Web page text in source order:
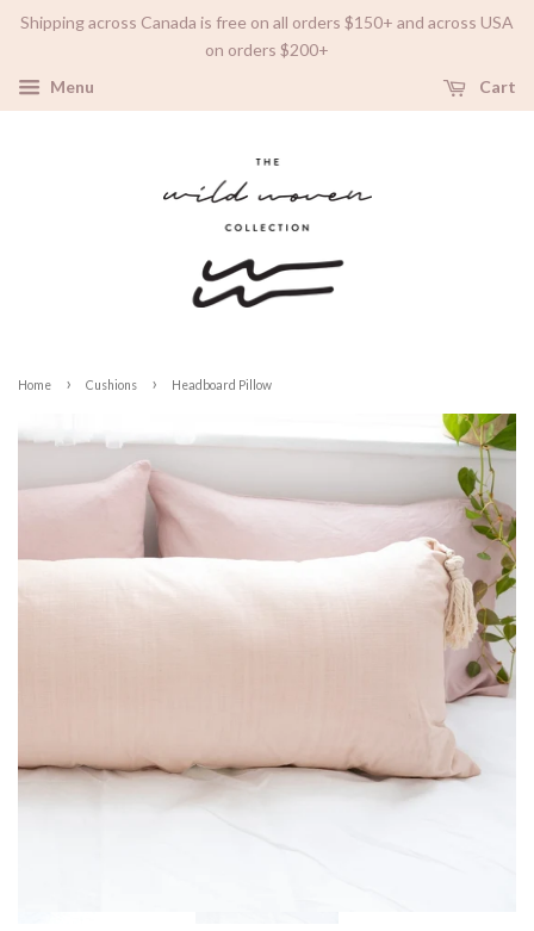
Shipping across Canada is free on all orders $150+ and across USA
on orders $200+
Menu
Cart
Home › Cushions › Headboard Pillow